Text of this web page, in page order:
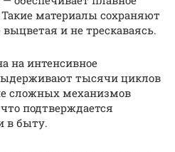
материалы сохраняют
и не трескаваясь.
на интенсивное
тысячи циклов
сложных механизмов
подтверждается
в быту.